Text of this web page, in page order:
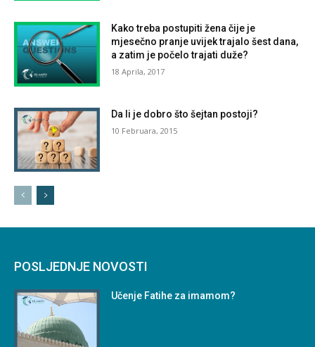
Kako treba postupiti žena čije je
mjesečno pranje uvijek trajalo šest dana,
a zatim je počelo trajati duže?
18 Aprila, 2017
Da li je dobro što šejtan postoji?
10 Februara, 2015
POSLJEDNJE NOVOSTI
Učenje Fatihe za imamom?